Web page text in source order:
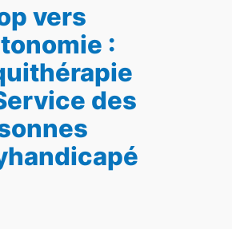
vers
:
des